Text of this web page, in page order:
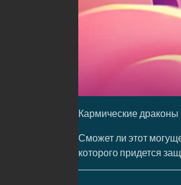
Кармические драконы
Сможет ли этот
которого придется